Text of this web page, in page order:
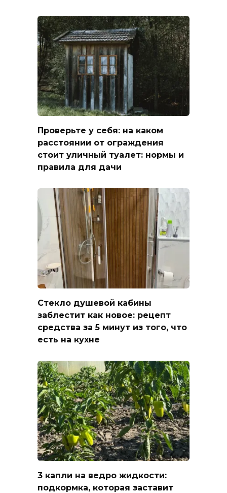
Проверьте у себя: на каком
расстоянии от ограждения
стоит уличный туалет: нормы и
правила для дачи
Стекло душевой кабины
заблестит как новое: рецепт
средства за 5 минут из того, что
есть на кухне
3 капли на ведро жидкости:
подкормка, которая заставит